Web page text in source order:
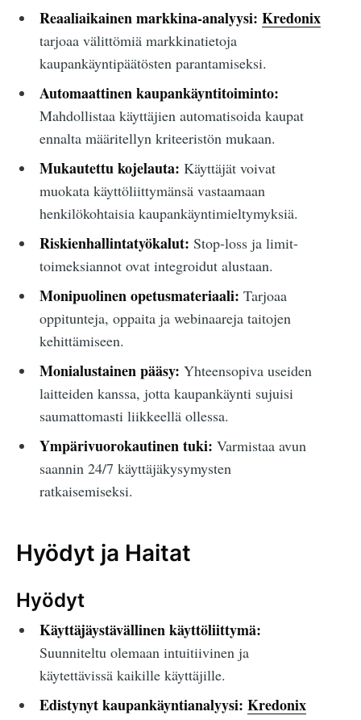
Reaaliaikainen markkina-analyysi: Kredonix
tarjoaa välittömiä markkinatietoja
kaupankäyntipäätösten parantamiseksi.
Automaattinen kaupankäyntitoiminto:
Mahdollistaa käyttäjien automatisoida kaupat
ennalta määritellyn kriteeristön mukaan.
Mukautettu kojelauta: Käyttäjät voivat
muokata käyttöliittymänsä vastaamaan
henkilökohtaisia kaupankäyntimieltymyksiä.
Riskienhallintatyökalut: Stop-loss ja limit-
toimeksiannot ovat integroidut alustaan.
Monipuolinen opetusmateriaali: Tarjoaa
oppitunteja, oppaita ja webinaareja taitojen
kehittämiseen.
Monialustainen pääsy: Yhteensopiva useiden
laitteiden kanssa, jotta kaupankäynti sujuisi
saumattomasti liikkeellä ollessa.
Ympärivuorokautinen tuki: Varmistaa avun
saannin 24/7 käyttäjäkysymysten
ratkaisemiseksi.
Hyödyt ja Haitat
Hyödyt
Käyttäjäystävällinen käyttöliittymä:
Suunniteltu olemaan intuitiivinen ja
käytettävissä kaikille käyttäjille.
Edistynyt kaupankäyntianalyysi: Kredonix